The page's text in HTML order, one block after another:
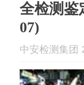
全检测鉴
07)
中安检测集团